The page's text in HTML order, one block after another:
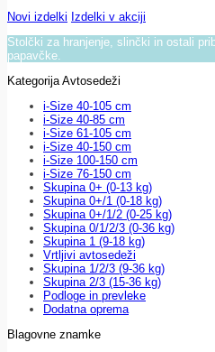
Novi izdelki Izdelki v akciji
Stolčki za hranjenje, slinčki in ostali
papavčke.
Kategorija Avtosedeži
i-Size 40-105 cm
i-Size 40-85 cm
i-Size 61-105 cm
i-Size 40-150 cm
i-Size 100-150 cm
i-Size 76-150 cm
Skupina 0+ (0-13 kg)
Skupina 0+/1 (0-18 kg)
Skupina 0+/1/2 (0-25 kg)
Skupina 0/1/2/3 (0-36 kg)
Skupina 1 (9-18 kg)
Vrtljivi avtosedeži
Skupina 1/2/3 (9-36 kg)
Skupina 2/3 (15-36 kg)
Podloge in prevleke
Dodatna oprema
Blagovne znamke